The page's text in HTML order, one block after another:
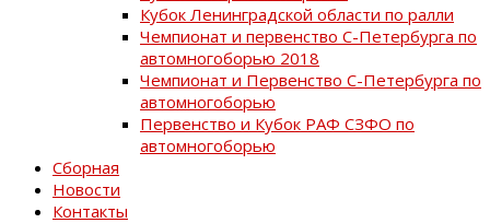
Кубок Ленинградской области по ралли
Чемпионат и первенство С-Петербурга по
автомногоборью 2018
Чемпионат и Первенство С-Петербурга по
автомногоборью
Первенство и Кубок РАФ СЗФО по
автомногоборью
Сборная
Новости
Контакты